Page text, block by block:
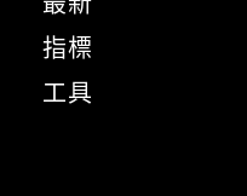
指標
工具